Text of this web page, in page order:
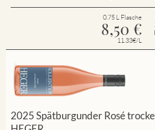
0.75 L Flasche
8,50 €
11.33€/L
2025 Spätburgunder Rosé